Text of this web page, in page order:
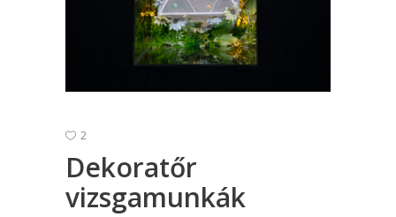
2
Dekoratőr
vizsgamunkák